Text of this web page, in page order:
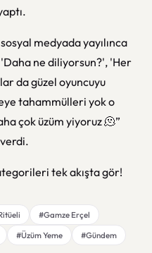
medyada yayılınca
'Daha ne diliyorsun?', 'Her
da güzel oyuncuyu
tahammülleri yok o
çok üzüm yiyoruz 🫠”
tek akışta gör!
#Gamze Erçel
#Üzüm Yeme #Gündem